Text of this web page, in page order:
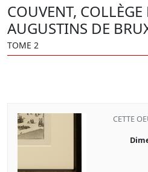
COUVENT, COLLÈGE
AUGUSTINS DE
TOME 2
CETTE